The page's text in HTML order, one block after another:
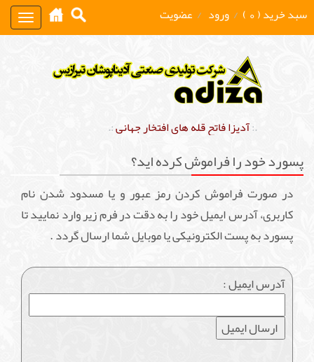
سبد خرید ( 0 ) / ورود / عضویت
.:آدیزا فاتح قله های افتخار جهانی:.
پسورد خود را فراموش کرده اید؟
در صورت فراموش کردن رمز عبور و یا مسدود شدن نام
کاربری، آدرس ایمیل خود را به دقت در فرم زیر وارد نمایید تا
پسورد به پست الکترونیکی یا موبایل شما ارسال گردد .
آدرس ایمیل :